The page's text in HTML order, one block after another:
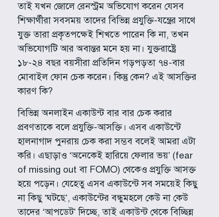
তাই যখন জোলে রেনস্ট্রম অভিযোগ করেন যেসব
শিক্ষার্থীরা সবসময় তাদের বিভিন্ন প্রযুক্তি-যন্ত্রের সাথে
যুক্ত তারা প্রকৃতপক্ষেই শিখতে পারেন কি না, তখন
অভিযোগটি আর অবান্তর মনে হয় না। যুক্তরাষ্ট্রে
১৮-২৪ বছর বয়সীরা প্রতিদিন গড়পড়তা ৭৪-বার
মোবাইল ফোন চেক করেন। কিন্তু কেন? এই আসক্তির
কারণ কি?
বিভিন্ন অনলাইন একাউন্ট বার বার চেক করার
প্রবণতাকে বলে প্রযুক্তি-আসক্তি। এসব একাউন্টে
হালনাগাদ পুনরায় চেক করা সম্ভব বলেই আমরা এটা
করি। এছাড়াও ‘অনেকেই হারিয়ে ফেলার ভয়’ (fear
of missing out বা FOMO) থেকেও প্রযুক্তি আসক্ত
হয়ে পড়েন। যেহেতু এসব একাউন্টে সব সময়েই কিছু
না কিছু ‘ঘটছে’, একাউন্টের বন্ধুমহলে কেউ না কেউ
তাদের ‘আপডেট’ দিচ্ছে, তাই একাউন্ট থেকে বিচ্ছিন্ন